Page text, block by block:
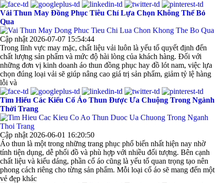
Vải Thun May Đồng Phục Tiêu Chí Lựa Chọn Không Thể Bỏ
Qua
Cập nhật 2026-07-07 15:54:44
Trong lĩnh vực may mặc, chất liệu vải luôn là yếu tố quyết định đến
chất lượng sản phẩm và mức độ hài lòng của khách hàng. Đối với
những đơn vị kinh doanh áo thun đồng phục hay đồ lót nam, việc lựa
chọn đúng loại vải sẽ giúp nâng cao giá trị sản phẩm, giảm tỷ lệ hàng
lỗi và
Tìm Hiểu Các Kiểu Cổ Áo Thun Được Ưa Chuộng Trong Ngành
Thời Trang
Cập nhật 2026-06-01 16:20:50
Áo thun là một trong những trang phục phổ biến nhất hiện nay nhờ
tính tiện dụng, dễ phối đồ và phù hợp với nhiều đối tượng. Bên cạnh
chất liệu và kiểu dáng, phần cổ áo cũng là yếu tố quan trọng tạo nên
phong cách riêng cho từng sản phẩm. Mỗi loại cổ áo sẽ mang đến một
vẻ đẹp khác